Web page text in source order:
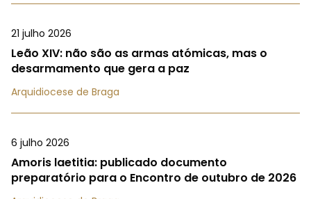
21 julho 2026
Leão XIV: não são as armas atómicas, mas o
desarmamento que gera a paz
Arquidiocese de Braga
6 julho 2026
Amoris laetitia: publicado documento
preparatório para o Encontro de outubro de 2026